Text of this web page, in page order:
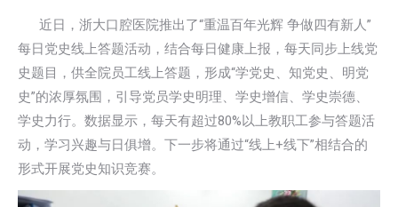
近日，浙大口腔医院推出了“重温百年光辉 争做四有新人”
每日党史线上答题活动，结合每日健康上报，每天同步上线党
史题目，供全院员工线上答题，形成“学党史、知党史、明党
史”的浓厚氛围，引导党员学史明理、学史增信、学史崇德、
学史力行。数据显示，每天有超过80%以上教职工参与答题活
动，学习兴趣与日俱增。下一步将通过“线上+线下”相结合的
形式开展党史知识竞赛。